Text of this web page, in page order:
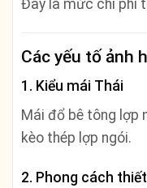
Đây là mức chi phí
Các yếu tố ảnh
1. Kiểu mái Thái
Mái đổ bê tông lợp
kèo thép lợp ngói.
2. Phong cách